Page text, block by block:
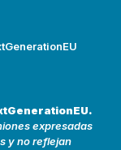
expresadas
y no reflejan